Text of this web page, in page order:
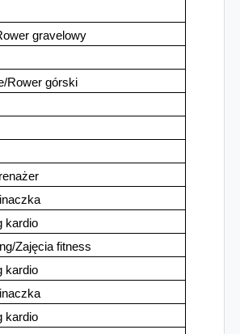
gravelowy
Rower górski
kardio
Zajęcia fitness
kardio
kardio